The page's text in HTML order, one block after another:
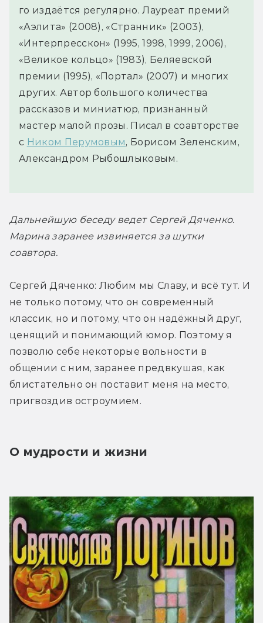
го издаётся регулярно. Лауреат премий
«Аэлита» (2008), «Странник» (2003),
«Интерпресскон» (1995, 1998, 1999, 2006),
«Великое кольцо» (1983), Беляевской
премии (1995), «Портал» (2007) и многих
других. Автор большого количества
рассказов и миниатюр, признанный
мастер малой прозы. Писал в соавторстве
с Ником Перумовым, Борисом Зеленским,
Александром Рыбошлыковым.
Дальнейшую беседу ведет Сергей Дяченко.
Марина заранее извиняется за шутки
соавтора.
Сергей Дяченко: Любим мы Славу, и всё тут. И
не только потому, что он современный
классик, но и потому, что он надёжный друг,
ценящий и понимающий юмор. Поэтому я
позволю себе некоторые вольности в
общении с ним, заранее предвкушая, как
блистательно он поставит меня на место,
пригвоздив остроумием.
О мудрости и жизни